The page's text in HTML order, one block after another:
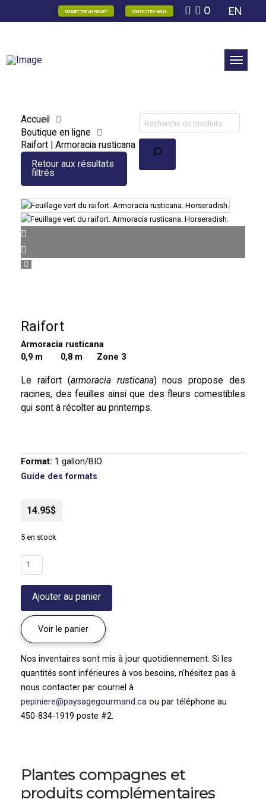
SOUMETTRE UN PROJET CONTACTEZ-NOUS 0 EN
Accueil
Boutique en ligne
Raifort | Armoracia rusticana
Retour aux résultats
filtrés
Recherche
Raifort
Armoracia rusticana
0,9 m
0,8 m Zone 3
Le raifort (armoracia rusticana) nous propose des
racines, des feuilles ainsi que des fleurs comestibles
qui sont à récolter au printemps.
Format: 1 gallon/BIO
Guide des formats
14.95$
5 en stock
quantité
de
Raifort
Armoracia
rusticana
Ajouter au panier
Voir le panier
Nos inventaires sont mis à jour quotidiennement. Si les
quantités sont inférieures à vos besoins, n'hésitez pas à
nous contacter par courriel à
pepiniere@paysagegourmand.ca ou par téléphone au
450-834-1919 poste #2.
Plantes compagnes et
produits complémentaires